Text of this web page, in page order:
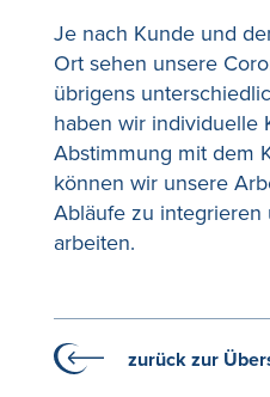
Je nach Kunde und
Ort sehen unsere
übrigens
haben wir individuelle
Abstimmung mit dem
können wir unsere
Abläufe zu
arbeiten.
zurück zur